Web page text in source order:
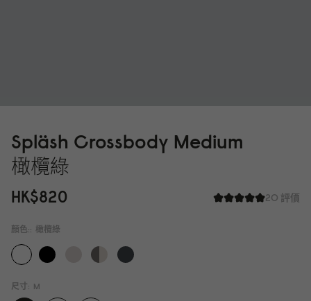
Spläsh Crossbody Medium
橄欖綠
20 評價
HK$820
顏色:: 橄欖綠
尺寸: M